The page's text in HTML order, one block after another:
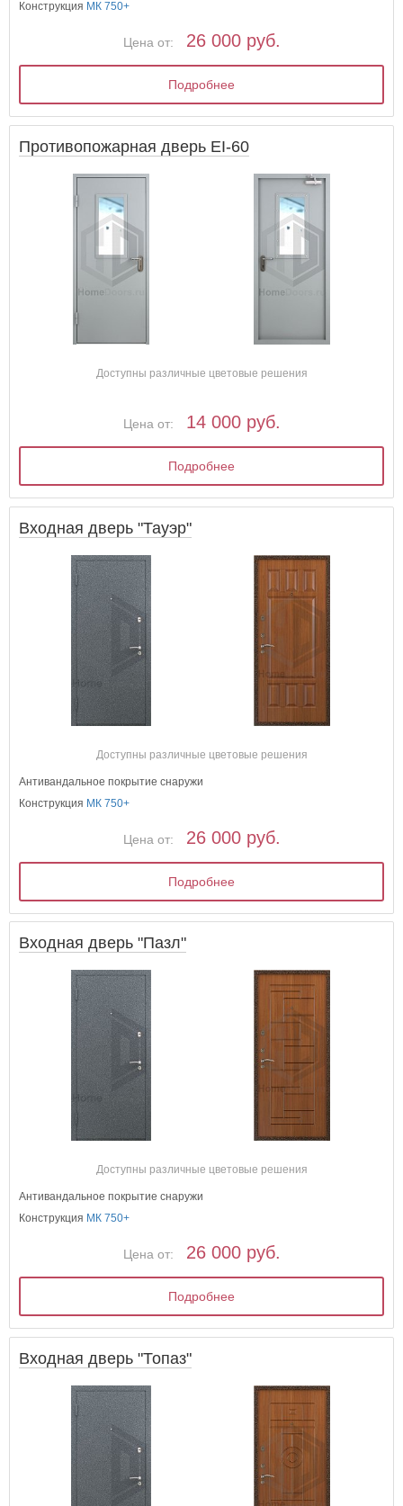
Конструкция МК 750+
Цена от: 26 000 руб.
Подробнее
Противопожарная дверь EI-60
Доступны различные цветовые решения
Цена от: 14 000 руб.
Подробнее
Входная дверь "Тауэр"
Доступны различные цветовые решения
Антивандальное покрытие снаружи
Конструкция МК 750+
Цена от: 26 000 руб.
Подробнее
Входная дверь "Пазл"
Доступны различные цветовые решения
Антивандальное покрытие снаружи
Конструкция МК 750+
Цена от: 26 000 руб.
Подробнее
Входная дверь "Топаз"